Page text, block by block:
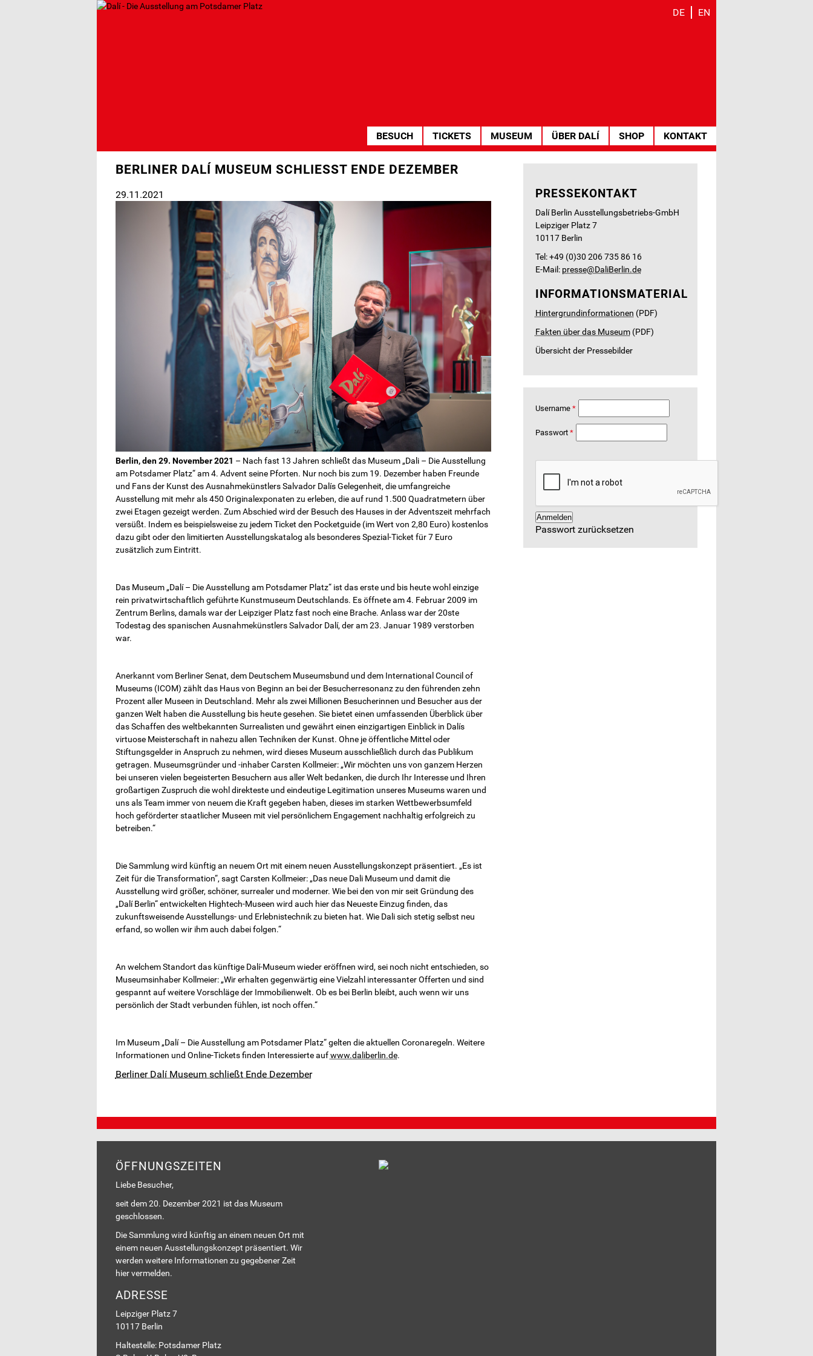
Direkt
DE EN
HAUPTNAVIGATION
BESUCH TICKETS MUSEUM ÜBER DALÍ SHOP KONTAKT
BERLINER DALÍ MUSEUM SCHLIESST ENDE DEZEMBER
29.11.2021
Berlin, den 29. November 2021 – Nach fast 13 Jahren schließt das Museum „Dali – Die Ausstellung
am Potsdamer Platz“ am 4. Advent seine Pforten. Nur noch bis zum 19. Dezember haben Freunde
und Fans der Kunst des Ausnahmekünstlers Salvador Dalís Gelegenheit, die umfangreiche
Ausstellung mit mehr als 450 Originalexponaten zu erleben, die auf rund 1.500 Quadratmetern über
zwei Etagen gezeigt werden. Zum Abschied wird der Besuch des Hauses in der Adventszeit mehrfach
versüßt. Indem es beispielsweise zu jedem Ticket den Pocket­guide (im Wert von 2,80 Euro) kostenlos
dazu gibt oder den limitierten Ausstellungskatalog als besonderes Spezial-Ticket für 7 Euro
zusätzlich zum Eintritt.
Das Museum „Dalí – Die Ausstellung am Potsdamer Platz“ ist das erste und bis heute wohl einzige
rein privatwirtschaftlich geführte Kunstmuseum Deutschlands. Es öffnete am 4. Februar 2009 im
Zentrum Berlins, damals war der Leipziger Platz fast noch eine Brache. Anlass war der 20ste
Todestag des spanischen Ausnahmekünstlers Salvador Dalí, der am 23. Januar 1989 verstorben
war.
Anerkannt vom Berliner Senat, dem Deutschem Museumsbund und dem International Council of
Museums (ICOM) zählt das Haus von Beginn an bei der Besucherresonanz zu den führen­den zehn
Prozent aller Museen in Deutschland. Mehr als zwei Millionen Besucherinnen und Besucher aus der
ganzen Welt haben die Ausstellung bis heute gesehen. Sie bietet einen umfassenden Überblick über
das Schaffen des weltbekannten Surrealisten und gewährt einen einzigartigen Einblick in Dalís
virtuose Meisterschaft in nahezu allen Techniken der Kunst. Ohne je öffentliche Mittel oder
Stiftungsgelder in Anspruch zu nehmen, wird dieses Museum aus­schließlich durch das Publikum
getragen. Museumsgründer und -inhaber Carsten Kollmeier: „Wir möchten uns von ganzem Herzen
bei unseren vielen begeisterten Besuchern aus aller Welt bedanken, die durch Ihr Interesse und Ihren
großartigen Zuspruch die wohl direkteste und eindeutige Legitimation unseres Museums waren und
uns als Team immer von neuem die Kraft gegeben haben, dieses im starken Wettbewerbsumfeld
hoch geförderter staatlicher Museen mit viel persönlichem Engagement nachhaltig erfolgreich zu
betreiben.“
Die Sammlung wird künftig an neuem Ort mit einem neuen Ausstellungskonzept präsentiert. „Es ist
Zeit für die Transformation“, sagt Carsten Kollmeier: „Das neue Dali Museum und damit die
Ausstellung wird größer, schöner, surrealer und moderner. Wie bei den von mir seit Grün­dung des
„Dalí Berlin“ entwickelten Hightech-Museen wird auch hier das Neueste Einzug finden, das
zukunftsweisende Ausstellungs- und Erlebnistechnik zu bieten hat. Wie Dali sich stetig selbst neu
erfand, so wollen wir ihm auch dabei folgen.“
An welchem Standort das künftige Dalí-Museum wieder eröffnen wird, sei noch nicht ent­schieden, so
Museumsinhaber Kollmeier: „Wir erhalten gegenwärtig eine Vielzahl interessanter Offerten und sind
gespannt auf weitere Vorschläge der Immobilienwelt. Ob es bei Berlin bleibt, auch wenn wir uns
persönlich der Stadt verbunden fühlen, ist noch offen.“
Im Museum „Dalí – Die Ausstellung am Potsdamer Platz“ gelten die aktuellen Coronaregeln. Weitere
Informationen und Online-Tickets finden Interessierte aufwww.daliberlin.de.
Berliner Dalí Museum schließt Ende Dezember
PRESSEKONTAKT
Dalí Berlin Ausstellungsbetriebs-GmbH
Leipziger Platz 7
10117 Berlin
Tel: +49 (0)30 206 735 86 16
E-Mail: presse@DaliBerlin.de
INFORMATIONSMATERIAL
Hintergrundinformationen (PDF)
Fakten über das Museum(PDF)
Übersicht der Pressebilder
Username
Passwort
Passwort zurücksetzen
ÖFFNUNGSZEITEN
Liebe Besucher,
seit dem 20. Dezember 2021 ist das Museum
geschlossen.
Die Sammlung wird künftig an einem neuen Ort mit
einem neuen Ausstellungskonzept präsentiert. Wir
werden weitere Informationen zu gegebener Zeit
hier vermelden.
ADRESSE
Leipziger Platz 7
10117 Berlin
Haltestelle: Potsdamer Platz